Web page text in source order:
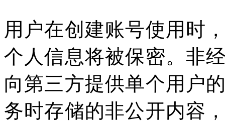
用户在创建账号使用时
个人信息将被保密。非
向第三方提供单个用户
务时存储的非公开内容